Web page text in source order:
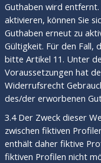
Guthaben wird
aktivieren, können Sie
Guthaben erneut zu
Gültigkeit. Für den Fall,
bitte Artikel 11. Unter
Voraussetzungen hat
Widerrufsrecht
des/der erworbenen
3.4 Der Zweck dieser
zwischen fiktiven
enthält daher fiktive
fiktiven Profilen nicht